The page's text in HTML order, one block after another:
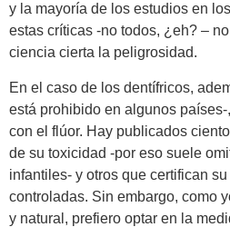
y la mayoría de los estudios en
estas críticas -no todos, ¿eh? –
ciencia cierta la peligrosidad.
En el caso de los dentífricos,
está prohibido en algunos
con el flúor. Hay publicados
de su toxicidad -por eso suele
infantiles- y otros que certifican
controladas. Sin embargo, como
y natural, prefiero optar en la